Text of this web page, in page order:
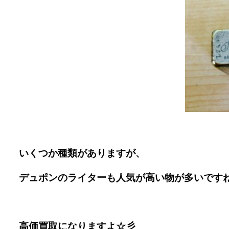
いくつか種類がありますが、
デュポンのライターも人気が高い物が多いです
高価買取になりますよ☆彡